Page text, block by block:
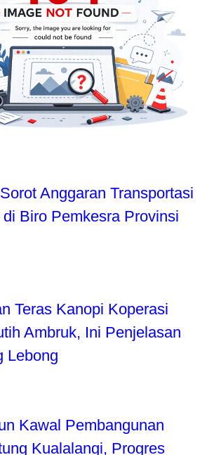
Anggaran Transportasi
Biro Pemkesra Provinsi
Teras Kanopi Koperasi
Ambruk, Ini Penjelasan
Lebong
Kawal Pembangunan
Kualalangi, Progres